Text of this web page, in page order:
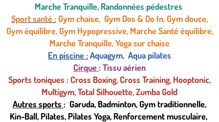
Marche Tranquille, Randonnées pédestres
Sport santé : Gym chaise, Gym Dos & Do In, Gym douce,
Gym équilibre, Gym Hypopressive, Marche Santé équilibre,
Marche Tranquille, Yoga sur chaise
En piscine :Aquagym, Aqua pilates
Cirque: Tissu aérien
Sports toniques : Cross Boxing, Cross Training, Hooptonic,
Multigym, Total Silhouette, Zumba Gold
Autres sports : Garuda, Badminton, Gym traditionnelle,
Kin-Ball, Pilates, Pilates Yoga, Renforcement musculaire,